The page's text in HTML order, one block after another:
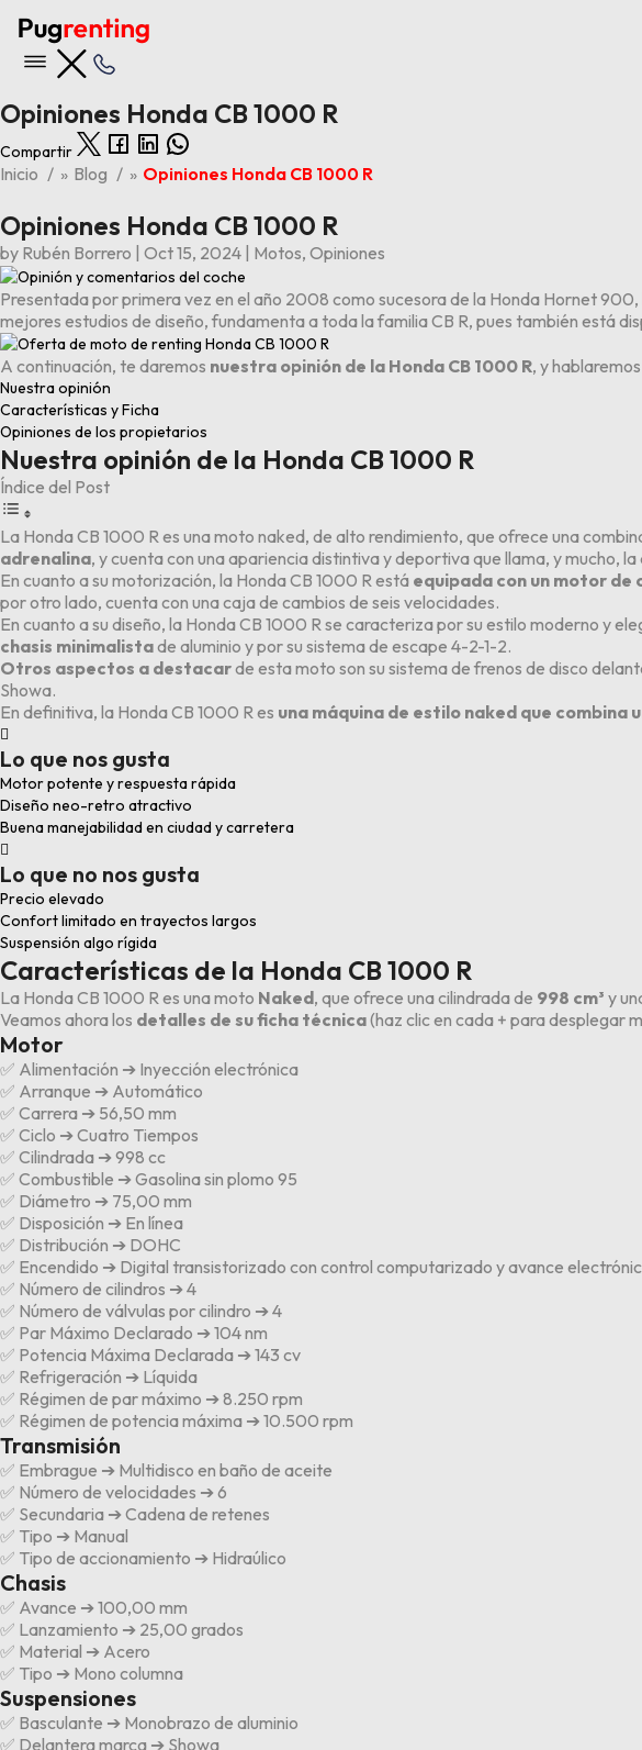
Opiniones Honda CB 1000 R
Nuestras ofertas
Ver todas las ofertas
Últimas 5 entradas del blog
Opiniones BYD Tang
Los 6 problemas y averías principales del Kia Stonic
Los 4 problemas y averías principales del BMW X1
Los 6 problemas y averías principales del Audi A3
Opiniones Volkswagen ID.3
Compartir
Inicio » Blog » Opiniones Honda CB 1000 R
Opiniones Honda CB 1000 R
by Rubén Borrero Oct 15, 2024 Motos, Opiniones
Presentada por primera vez en el año 2008 como sucesora de la Honda Hornet
mejores estudios de diseño, fundamenta a toda la familia CB R, pues también está
A continuación, te daremos nuestra opinión de la Honda CB 1000 R, y
Nuestra opinión
Características y Ficha
Opiniones de los propietarios
Nuestra opinión de la Honda CB 1000 R
Índice del Post
La Honda CB 1000 R es una moto naked, de alto rendimiento, que ofrece una
adrenalina, y cuenta con una apariencia distintiva y deportiva que llama, y mucho, la
En cuanto a su motorización, la Honda CB 1000 R está equipada con un motor de
por otro lado, cuenta con una caja de cambios de seis velocidades.
En cuanto a su diseño, la Honda CB 1000 R se caracteriza por su estilo moderno y
chasis minimalistade aluminio y por su sistema de escape 4-2-1-2.
Otros aspectos a destacarde esta moto son su sistema de frenos de disco
Showa.
En definitiva, la Honda CB 1000 R es una máquina de estilo naked que

Lo que nos gusta
Motor potente y respuesta rápida
Diseño neo-retro atractivo
Buena manejabilidad en ciudad y carretera

Lo que no nos gusta
Precio elevado
Confort limitado en trayectos largos
Suspensión algo rígida
Características de la Honda CB 1000 R
La Honda CB 1000 R es una moto Naked, que ofrece una cilindrada de 998 cm³ y
Veamos ahora los detalles de su ficha técnica(haz clic en cada + para desplegar
Motor
✅ Alimentación ➔ Inyección electrónica
✅ Arranque ➔ Automático
✅ Carrera ➔ 56,50 mm
✅ Ciclo ➔ Cuatro Tiempos
✅ Cilindrada ➔ 998 cc
✅ Combustible ➔ Gasolina sin plomo 95
✅ Diámetro ➔ 75,00 mm
✅ Disposición ➔ En línea
✅ Distribución ➔ DOHC
✅ Encendido ➔ Digital transistorizado con control computarizado y avance
✅ Número de cilindros ➔ 4
✅ Número de válvulas por cilindro ➔ 4
✅ Par Máximo Declarado ➔ 104 nm
✅ Potencia Máxima Declarada ➔ 143 cv
✅ Refrigeración ➔ Líquida
✅ Régimen de par máximo ➔ 8.250 rpm
✅ Régimen de potencia máxima ➔ 10.500 rpm
Transmisión
✅ Embrague ➔ Multidisco en baño de aceite
✅ Número de velocidades ➔ 6
✅ Secundaria ➔ Cadena de retenes
✅ Tipo ➔ Manual
✅ Tipo de accionamiento ➔ Hidraúlico
Chasis
✅ Avance ➔ 100,00 mm
✅ Lanzamiento ➔ 25,00 grados
✅ Material ➔ Acero
✅ Tipo ➔ Mono columna
Suspensiones
✅ Basculante ➔ Monobrazo de aluminio
✅ Delantera marca ➔ Showa